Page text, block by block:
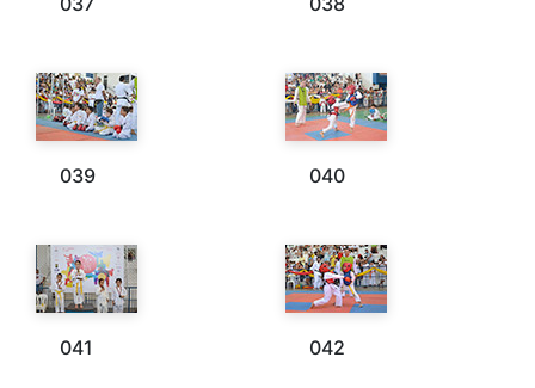
039 040
041 042